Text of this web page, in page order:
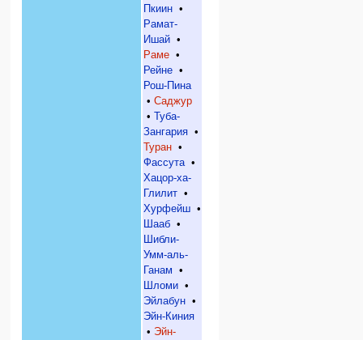
Пкиин •
Рамат-
Ишай •
Раме •
Рейне •
Рош-Пина
•Саджур
•Туба-
Зангария •
Туран •
Фассута •
Хацор-ха-
Глилит •
Хурфейш •
Шааб •
Шибли-
Умм-аль-
Ганам •
Шломи •
Эйлабун •
Эйн-Киния
• Эйн-